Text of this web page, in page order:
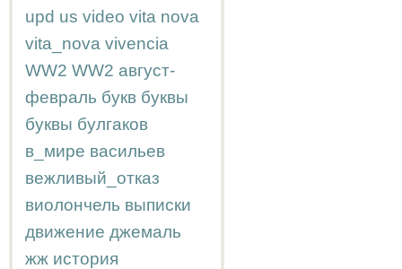
upd us video vita nova
vita_nova vivencia
WW2 WW2 август-
февраль букв буквы
буквы булгаков
в_мире васильев
вежливый_отказ
виолончель выписки
движение джемаль
жж история